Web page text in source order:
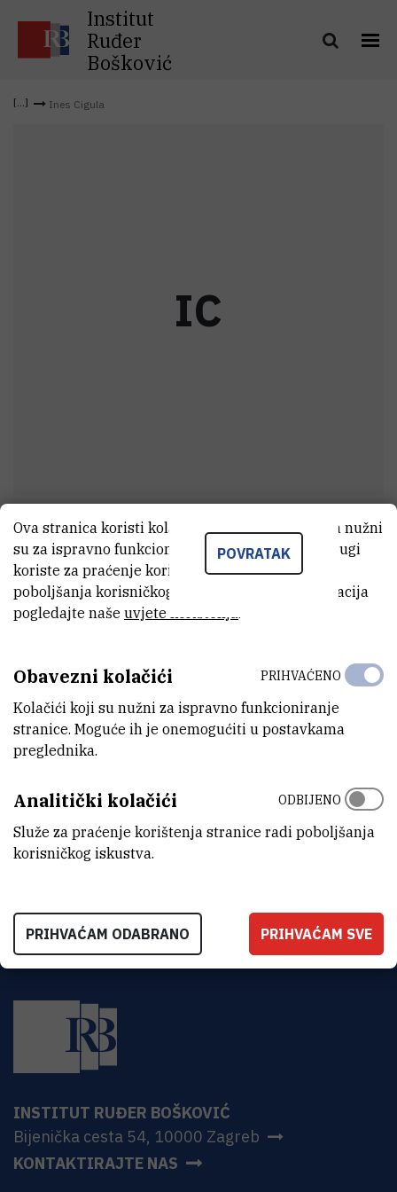
Institut
Ruđer
Bošković
Ines Cigula
IC
InesCigula
Voditelj odsjeka
+385 99 485 7620
ORGANIZACIJSKA JEDINICA
ADRESA
Institut Ruđer Bošković
Bijenička 54
HR-10000 Zagreb
INSTITUT RUĐER BOŠKOVIĆ
Bijenička cesta 54, 10000 Zagreb
KONTAKTIRAJTE NAS
POVRATAK
Ova stranica koristi kolačiće. Neki od tih kolačića nužni
su za ispravno funkcioniranje stranice, dok se drugi
koriste za praćenje korištenja stranice radi
poboljšanja korisničkog iskustva. Za više informacija
pogledajte naše uvjete korištenja.
Obavezni kolačići
Kolačići koji su nužni za ispravno funkcioniranje
stranice. Moguće ih je onemogućiti u postavkama
preglednika.
PRIHVAĆENO
Analitički kolačići
Služe za praćenje korištenja stranice radi poboljšanja
korisničkog iskustva.
ODBIJENO
PRIHVAĆAM ODABRANO PRIHVAĆAM SVE